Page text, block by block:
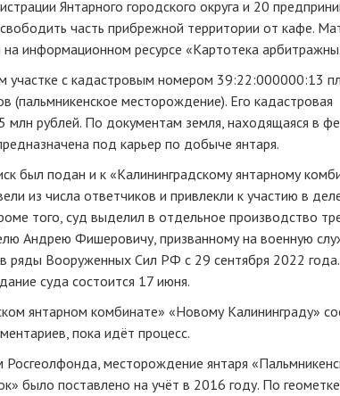
Янтарного городского округа и 20
часть прибрежной территории от кафе.
информационном ресурсе «Картотека
участке с кадастровым номером 39:22:000000:13
(пальмникенское месторождение). Его кадастровая
млн рублей. По документам земля, находящаяся в
под карьер по добыче янтаря.
был подан и к «Калининградскому янтарному
из числа ответчиков и привлекли к участию в
того, суд выделил в отдельное производство
Андрею Фишеровичу, призванному на военную
ряды Вооруженных Сил РФ с 29 сентября 2022 года.
суда состоится 17 июня.
янтарном комбинате» «Новому Калининграду»
пока идёт процесс.
Росгеолфонда, месторождение янтаря
было поставлено на учёт в 2016 году. По